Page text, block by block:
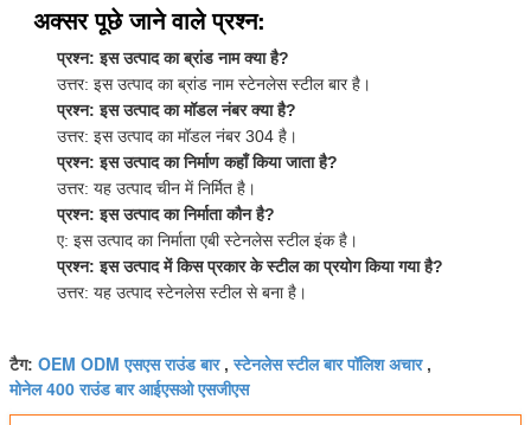
अक्सर पूछे जाने वाले प्रश्न:
प्रश्न: इस उत्पाद का ब्रांड नाम क्या है?
उत्तर: इस उत्पाद का ब्रांड नाम स्टेनलेस स्टील बार है।
प्रश्न: इस उत्पाद का मॉडल नंबर क्या है?
उत्तर: इस उत्पाद का मॉडल नंबर 304 है।
प्रश्न: इस उत्पाद का निर्माण कहाँ किया जाता है?
उत्तर: यह उत्पाद चीन में निर्मित है।
प्रश्न: इस उत्पाद का निर्माता कौन है?
ए: इस उत्पाद का निर्माता एबी स्टेनलेस स्टील इंक है।
प्रश्न: इस उत्पाद में किस प्रकार के स्टील का प्रयोग किया गया है?
उत्तर: यह उत्पाद स्टेनलेस स्टील से बना है।
टैग: OEM ODM एसएस राउंड बार,स्टेनलेस स्टील बार पॉलिश अचार,
मोनेल 400 राउंड बार आईएसओ एसजीएस